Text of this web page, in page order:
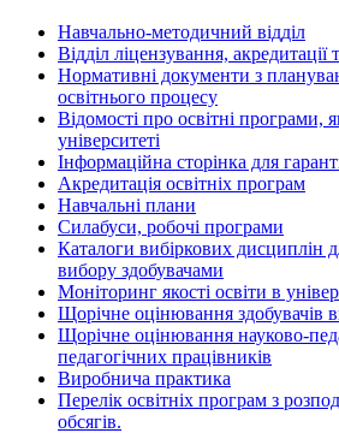
Навчально-методичний відділ
Відділ ліцензування, акредитації
Нормативні документи з
освітнього процесу
Відомості про освітні програми,
університеті
Інформаційна сторінка для
Акредитація освітніх програм
Навчальні плани
Силабуси, робочі програми
Каталоги вибіркових дисциплін
вибору здобувачами
Моніторинг якості освіти в
Щорічне оцінювання здобувачів
Щорічне оцінювання науково-
педагогічних працівників
Виробнича практика
Перелік освітніх програм з
oбсягів.